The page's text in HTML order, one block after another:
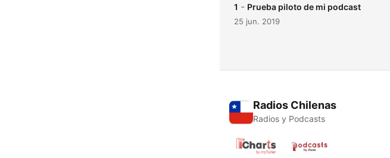
1 - Prueba piloto de mi podcast
25 jun. 2019
Radios Chilenas
Radios y Podcasts